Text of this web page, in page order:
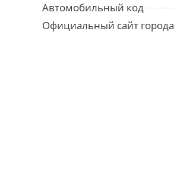
Автомобильный код
Официальный сайт города